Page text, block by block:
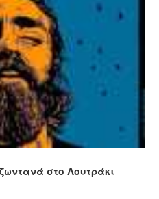
στο Λουτράκι